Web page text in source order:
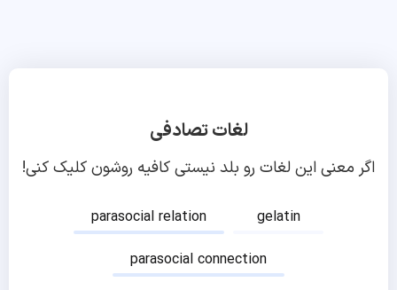
لغات تصادفی
اگر معنی این لغات رو بلد نیستی کافیه روشون کلیک کنی!
parasocial relation
gelatin
parasocial connection